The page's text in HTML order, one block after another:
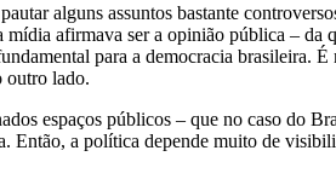
alguns assuntos bastante
afirmava ser a opinião pública –
para a democracia brasileira.
outro lado.
espaços públicos – que no caso do
a política depende muito de